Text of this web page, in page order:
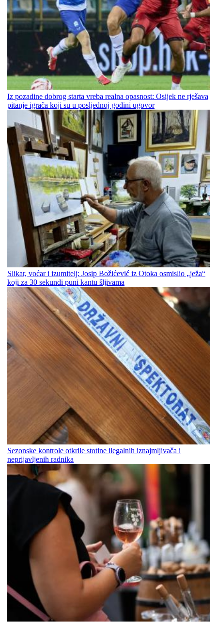
Iz pozadine dobrog starta vreba realna opasnost: Osijek ne rješava
pitanje igrača koji su u posljednoj godini ugovor
Slikar, voćar i izumitelj: Josip Božićević iz Otoka osmislio „ježa“
koji za 30 sekundi puni kantu šljivama
Sezonske kontrole otkrile stotine ilegalnih iznajmljivača i
neprijavljenih radnika